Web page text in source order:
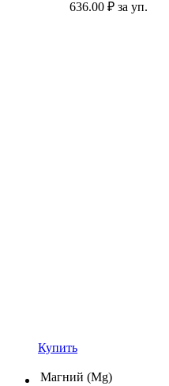
636.00 ₽ за уп.
Купить
Магний (Mg)